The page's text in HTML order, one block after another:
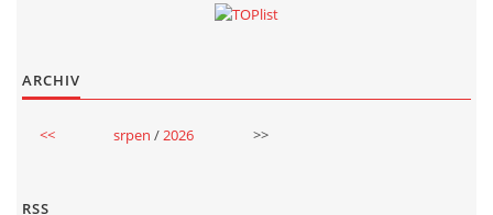
ARCHIV
<< srpen /2026 >>
RSS